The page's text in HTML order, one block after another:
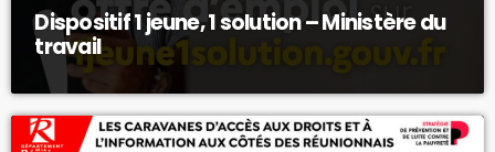
Dispositif 1 jeune, 1 solution – Ministère du
travail